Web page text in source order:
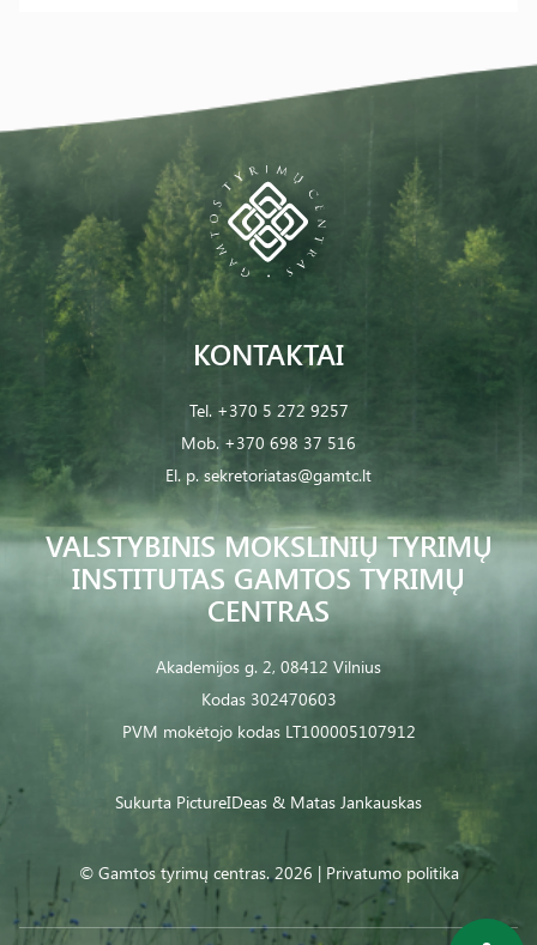
VALSTYBINIS MOKSLINIŲ TYRIMŲ
INSTITUTAS GAMTOS TYRIMŲ
CENTRAS
Akademijos g. 2, 08412 Vilnius
Kodas 302470603
PVM mokėtojo kodas LT100005107912
KONTAKTAI
Tel. +370 5 272 9257
Mob. +370 698 37 516
El. p. sekretoriatas@gamtc.lt
© Gamtos tyrimų centras. 2026 | Privatumo politika
Sukurta PictureIDeas & Matas Jankauskas